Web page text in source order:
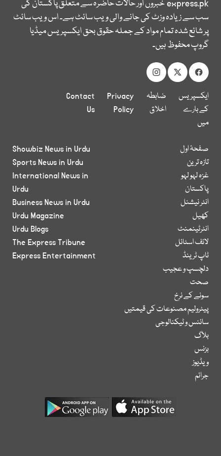
express.pkخبروں اور حالات حاضرہ سے متعلق پاکستان کی
سب سے زیادہ وزٹ کی جانے والی ویب سائٹ ہے۔ اس ویب سائٹ
پر شائع شدہ تمام مواد کے جملہ حقوق بحق ایکسپریس میڈیا
گروپ محفوظ ہیں۔
ایکسپریس
کے بارے
میں
ضابطہ
اخلاق
Privacy
Policy
Contact
Us
صفحۂ اول
تازہ ترین
غزہ لہو لہو
پاکستان
انٹر نیشنل
کھیل
انٹرٹینمنٹ
لائف اسٹائل
ٹاپ ٹرینڈ
دلچسپ و عجیب
صحت
سونے کے نرخ
پیٹرولیم مصنوعات کی قیمتیں
سائنس و ٹیکنالوجی
بلاگ
بزنس
ویڈیوز
جرائم
Showbiz News in Urdu
Sports News in Urdu
International News in
Urdu
Business News in Urdu
Urdu Magazine
Urdu Blogs
The Express Tribune
Express Entertainment